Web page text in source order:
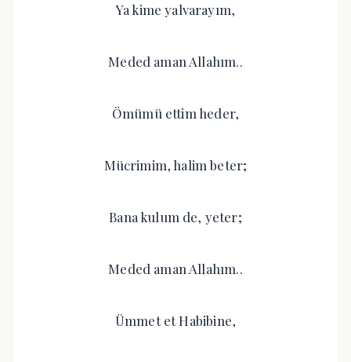
Ya kime yalvarayım,
Meded aman Allahım..
Ömümü ettim heder,
Mücrimim, halim beter;
Bana kulum de, yeter;
Meded aman Allahım..
Ümmet et Habibine,